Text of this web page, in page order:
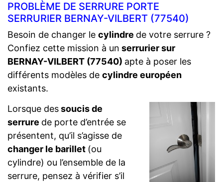
PROBLÈME DE SERRURE PORTE
SERRURIER BERNAY-VILBERT (77540)
Besoin de changer le cylindre de votre serrure ?
Confiez cette mission à un serrurier sur
BERNAY-VILBERT (77540) apte à poser les
différents modèles de cylindre européen
existants.
Lorsque dessoucis de
serrure de porte d’entrée se
présentent, qu’il s’agisse de
changer le barillet (ou
cylindre) ou l’ensemble de la
serrure, pensez à vérifier s’il